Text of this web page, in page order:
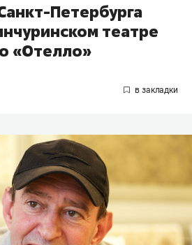
Петербурга
театре
«Отелло»